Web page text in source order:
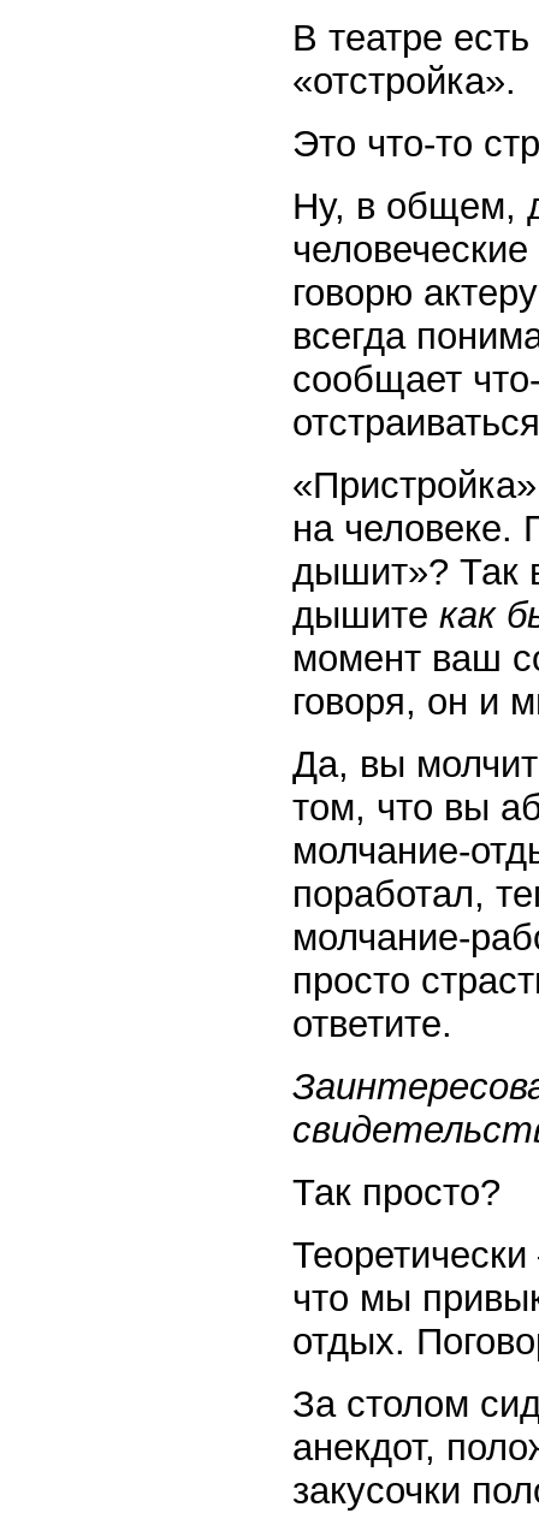
В театре
«отстройка».
Это что-то
Ну, в общем,
говорю
всегда
сообщает
на человеке.
дышит»? Так
дышите как
момент ваш
говоря, он и
Да, вы
том, что вы
молчание-
поработал,
молчание-
просто
ответите.
Так просто?
что мы
отдых.
За столом
анекдот,
закусочки